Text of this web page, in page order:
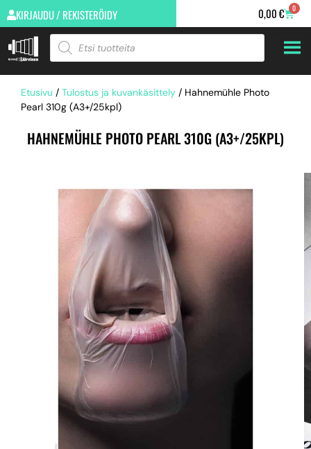
KIRJAUDU / REKISTERÖIDY 0,00€ 0
Etusivu / Tulostus ja kuvankäsittely / Hahnemühle Photo
Pearl 310g (A3+/25kpl)
HAHNEMÜHLE PHOTO PEARL 310G (A3+/25KPL)